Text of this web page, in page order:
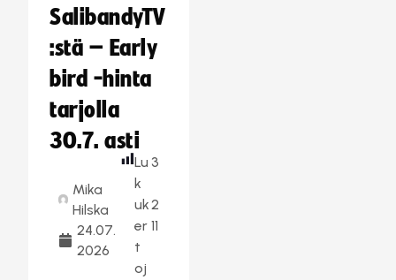
SalibandyTV
:stä – Early
bird -hinta
tarjolla
30.7. asti
Mika
Hilska
24.07.
2026
Lu
k
uk
er
t
oj
3
2
11